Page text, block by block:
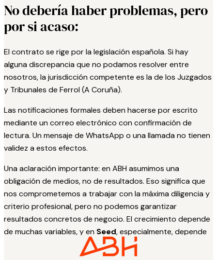
No debería haber problemas, pero
por si acaso:
El contrato se rige por la legislación española. Si hay
alguna discrepancia que no podamos resolver entre
nosotros, la jurisdicción competente es la de los Juzgados
y Tribunales de Ferrol (A Coruña).
Las notificaciones formales deben hacerse por escrito
mediante un correo electrónico con confirmación de
lectura. Un mensaje de WhatsApp o una llamada no tienen
validez a estos efectos.
Una aclaración importante: en ABH asumimos una
obligación de medios, no de resultados. Eso significa que
nos comprometemos a trabajar con la máxima diligencia y
criterio profesional, pero no podemos garantizar
resultados concretos de negocio. El crecimiento depende
de muchas variables, y en Seed, especialmente, depende
de que tú hagas el trabajo que te pedimos hacer.